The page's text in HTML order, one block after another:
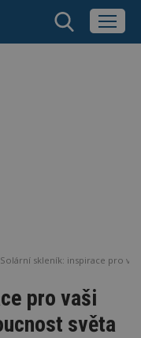
Solární skleník: inspirace pro
pro vaši
světa